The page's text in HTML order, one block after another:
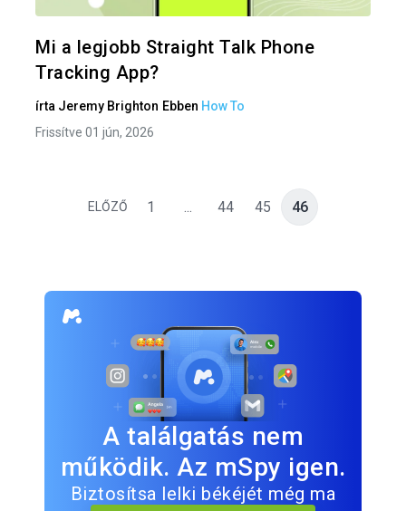
Mi a legjobb Straight Talk Phone
Tracking App?
írta Jeremy Brighton Ebben How To
Frissítve 01 jún, 2026
ELŐZŐ 1 ... 44 45 46
A találgatás nem
működik. Az mSpy igen.
Biztosítsa lelki békéjét még ma